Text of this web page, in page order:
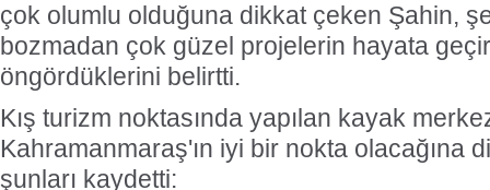
çok olumlu olduğuna dikkat çeken Şahin,
bozmadan çok güzel projelerin hayata
öngördüklerini belirtti.
Kış turizm noktasında yapılan kayak
Kahramanmaraş'ın iyi bir nokta olacağına
şunları kaydetti: